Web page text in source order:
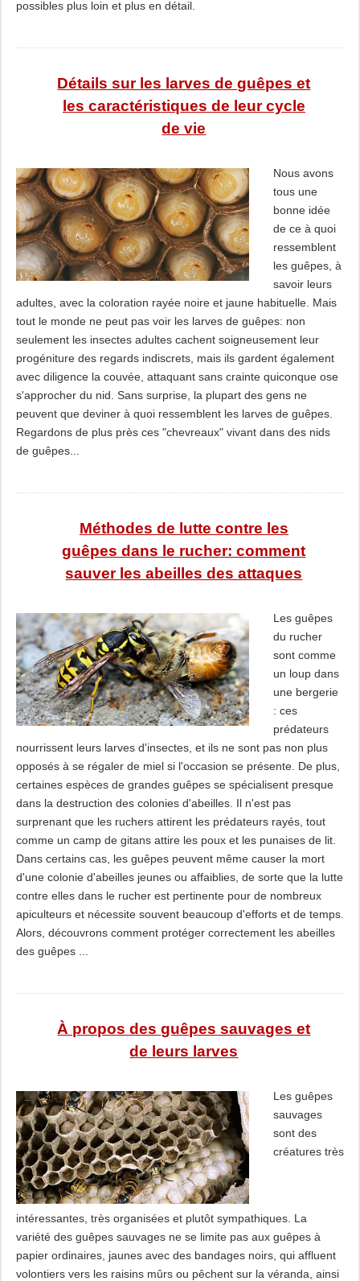
possibles plus loin et plus en détail.
Détails sur les larves de guêpes et
les caractéristiques de leur cycle
de vie
Nous avons
tous une
bonne idée
de ce à quoi
ressemblent
les guêpes, à
savoir leurs
adultes, avec la coloration rayée noire et jaune habituelle. Mais
tout le monde ne peut pas voir les larves de guêpes: non
seulement les insectes adultes cachent soigneusement leur
progéniture des regards indiscrets, mais ils gardent également
avec diligence la couvée, attaquant sans crainte quiconque ose
s'approcher du nid. Sans surprise, la plupart des gens ne
peuvent que deviner à quoi ressemblent les larves de guêpes.
Regardons de plus près ces "chevreaux" vivant dans des nids
de guêpes...
Méthodes de lutte contre les
guêpes dans le rucher: comment
sauver les abeilles des attaques
Les guêpes
du rucher
sont comme
un loup dans
une bergerie
: ces
prédateurs
nourrissent leurs larves d'insectes, et ils ne sont pas non plus
opposés à se régaler de miel si l'occasion se présente. De plus,
certaines espèces de grandes guêpes se spécialisent presque
dans la destruction des colonies d'abeilles. Il n'est pas
surprenant que les ruchers attirent les prédateurs rayés, tout
comme un camp de gitans attire les poux et les punaises de lit.
Dans certains cas, les guêpes peuvent même causer la mort
d'une colonie d'abeilles jeunes ou affaiblies, de sorte que la lutte
contre elles dans le rucher est pertinente pour de nombreux
apiculteurs et nécessite souvent beaucoup d'efforts et de temps.
Alors, découvrons comment protéger correctement les abeilles
des guêpes ...
À propos des guêpes sauvages et
de leurs larves
Les guêpes
sauvages
sont des
créatures très
intéressantes, très organisées et plutôt sympathiques. La
variété des guêpes sauvages ne se limite pas aux guêpes à
papier ordinaires, jaunes avec des bandages noirs, qui affluent
volontiers vers les raisins mûrs ou pêchent sur la véranda, ainsi